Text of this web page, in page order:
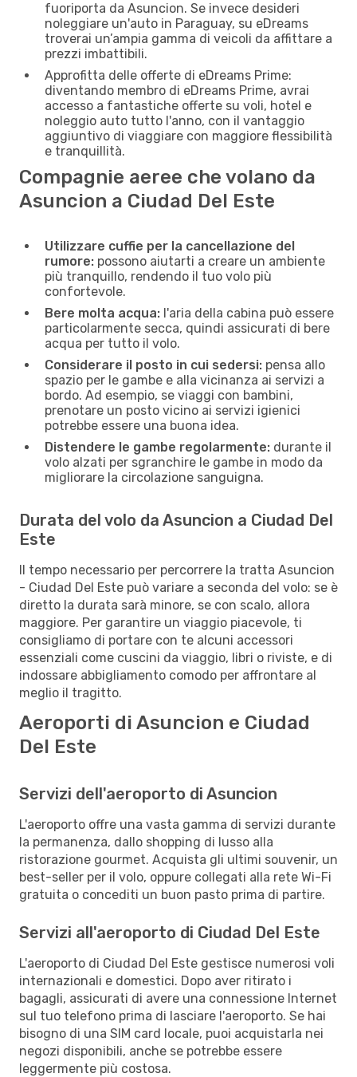
fuoriporta da Asuncion. Se invece desideri
noleggiare un'auto in Paraguay, su eDreams
troverai un’ampia gamma di veicoli da affittare a
prezzi imbattibili.
Approfitta delle offerte di eDreams Prime:
diventando membro di eDreams Prime, avrai
accesso a fantastiche offerte su voli, hotel e
noleggio auto tutto l'anno, con il vantaggio
aggiuntivo di viaggiare con maggiore flessibilità
e tranquillità.
Compagnie aeree che volano da
Asuncion a Ciudad Del Este
Utilizzare cuffie per la cancellazione del
rumore: possono aiutarti a creare un ambiente
più tranquillo, rendendo il tuo volo più
confortevole.
Bere molta acqua: l'aria della cabina può essere
particolarmente secca, quindi assicurati di bere
acqua per tutto il volo.
Considerare il posto in cui sedersi: pensa allo
spazio per le gambe e alla vicinanza ai servizi a
bordo. Ad esempio, se viaggi con bambini,
prenotare un posto vicino ai servizi igienici
potrebbe essere una buona idea.
Distendere le gambe regolarmente: durante il
volo alzati per sgranchire le gambe in modo da
migliorare la circolazione sanguigna.
Durata del volo da Asuncion a Ciudad Del
Este
Il tempo necessario per percorrere la tratta Asuncion
- Ciudad Del Este può variare a seconda del volo: se è
diretto la durata sarà minore, se con scalo, allora
maggiore. Per garantire un viaggio piacevole, ti
consigliamo di portare con te alcuni accessori
essenziali come cuscini da viaggio, libri o riviste, e di
indossare abbigliamento comodo per affrontare al
meglio il tragitto.
Aeroporti di Asuncion e Ciudad
Del Este
Servizi dell'aeroporto di Asuncion
L'aeroporto offre una vasta gamma di servizi durante
la permanenza, dallo shopping di lusso alla
ristorazione gourmet. Acquista gli ultimi souvenir, un
best-seller per il volo, oppure collegati alla rete Wi-Fi
gratuita o concediti un buon pasto prima di partire.
Servizi all'aeroporto di Ciudad Del Este
L'aeroporto di Ciudad Del Este gestisce numerosi voli
internazionali e domestici. Dopo aver ritirato i
bagagli, assicurati di avere una connessione Internet
sul tuo telefono prima di lasciare l'aeroporto. Se hai
bisogno di una SIM card locale, puoi acquistarla nei
negozi disponibili, anche se potrebbe essere
leggermente più costosa.